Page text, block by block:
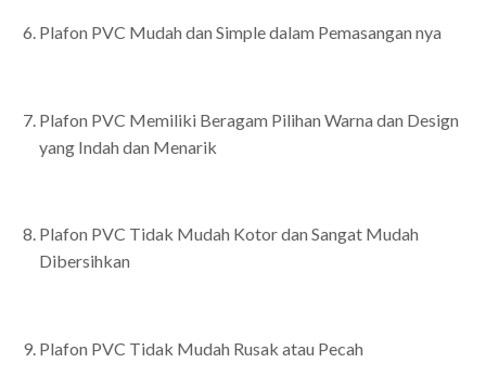
Plafon PVC Mudah dan Simple dalam Pemasangan nya
Plafon PVC Memiliki Beragam Pilihan Warna dan Design
yang Indah dan Menarik
Plafon PVC Tidak Mudah Kotor dan Sangat Mudah
Dibersihkan
Plafon PVC Tidak Mudah Rusak atau Pecah